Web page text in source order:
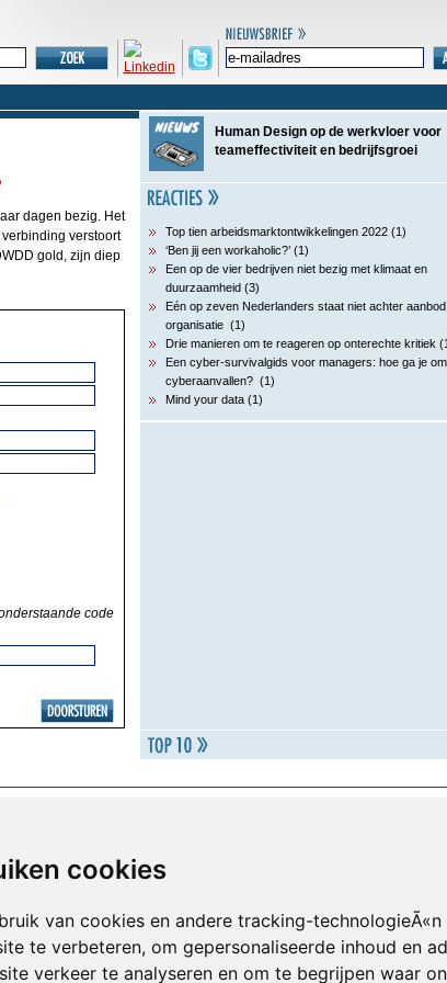
cookies
van cookies en andere tracking-
te verbeteren, om gepersonaliseerde inhoud en
verkeer te analyseren en om te begrijpen waar
dagen bezig. Het
verstoort
gold, zijn diep
code
Human Design op de werkvloer voor
teameffectiviteit en bedrijfsgroei
Top tien arbeidsmarktontwikkelingen 2022 (1)
‘Ben jij een workaholic?’ (1)
Een op de vier bedrijven niet bezig met klimaat en
duurzaamheid (3)
Eén op zeven Nederlanders staat niet achter
organisatie (1)
Drie manieren om te reageren op onterechte kritiek
Een cyber-survivalgids voor managers: hoe ga je
cyberaanvallen? (1)
Mind your data (1)